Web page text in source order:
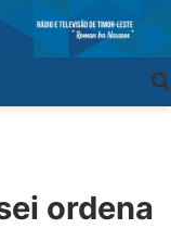
ordena